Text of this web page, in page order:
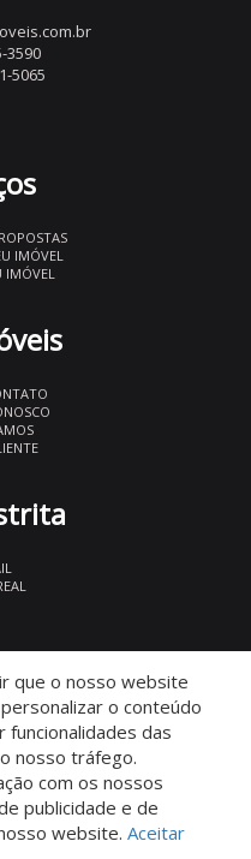
3590
5065
IMÓVEL
IMÓVEL
que o nosso website
o conteúdo
funcionalidades das
nosso tráfego.
com os nossos
publicidade e de
website. Aceitar